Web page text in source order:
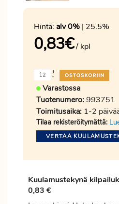
Hinta: alv 0% | 25.5%
0,83€/ kpl
-
+
Varastossa
Tuotenumero:993751
Toimitusaika: 1-2
Tilaa rekisteröitymättä:
VERTAA
Kuulamustekynä
0,83 €